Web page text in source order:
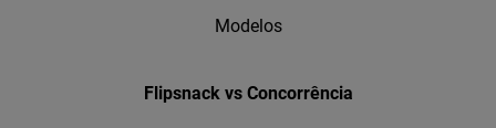
Modelos
Flipsnack vs Concorrência